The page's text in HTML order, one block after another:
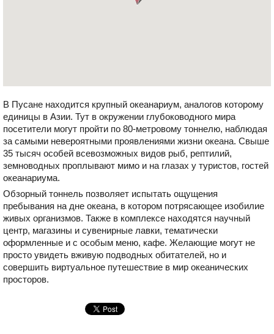
В Пусане находится крупный океанариум, аналогов которому
единицы в Азии. Тут в окружении глубоководного мира
посетители могут пройти по 80-метровому тоннелю, наблюдая
за самыми невероятными проявлениями жизни океана. Свыше
35 тысяч особей всевозможных видов рыб, рептилий,
земноводных проплывают мимо и на глазах у туристов, гостей
океанариума.
Обзорный тоннель позволяет испытать ощущения
пребывания на дне океана, в котором потрясающее изобилие
живых организмов. Также в комплексе находятся научный
центр, магазины и сувенирные лавки, тематически
оформленные и с особым меню, кафе. Желающие могут не
просто увидеть вживую подводных обитателей, но и
совершить виртуальное путешествие в мир океанических
просторов.